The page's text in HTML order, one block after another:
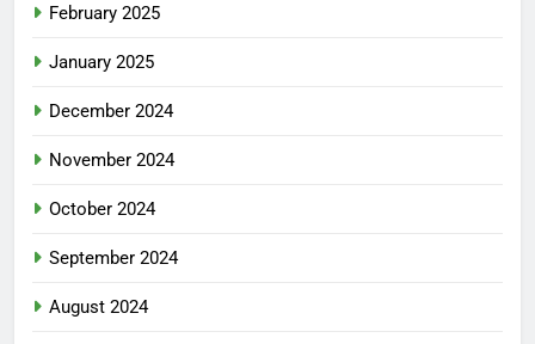
February 2025
January 2025
December 2024
November 2024
October 2024
September 2024
August 2024